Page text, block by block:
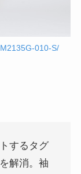
010-S/
するタグ
解消。袖